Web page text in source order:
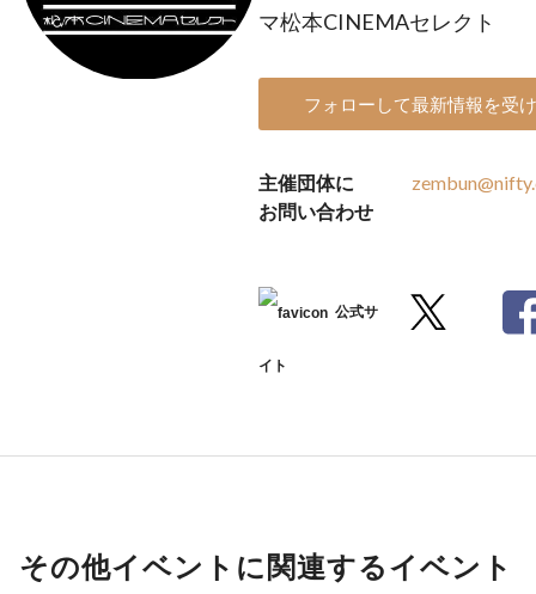
マ松本CINEMAセレクト
フォローして最新情報を受
主催団体に
お問い合わせ
公式サ
イト
その他イベントに関連するイベント